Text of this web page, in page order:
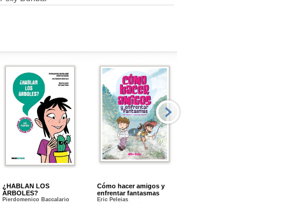
¿HABLAN LOS
ÁRBOLES?
Pierdomenico Baccalario
Cómo hacer amigos y
enfrentar fantasmas
Eric Peleias